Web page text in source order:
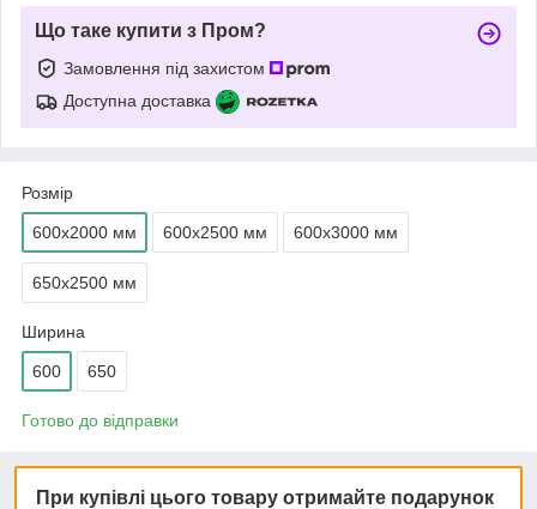
Що таке купити з Пром?
Замовлення під захистом
Доступна доставка
Розмір
600х2000 мм 600х2500 мм 600х3000 мм
650х2500 мм
Ширина
600 650
Готово до відправки
При купівлі цього товару отримайте подарунок